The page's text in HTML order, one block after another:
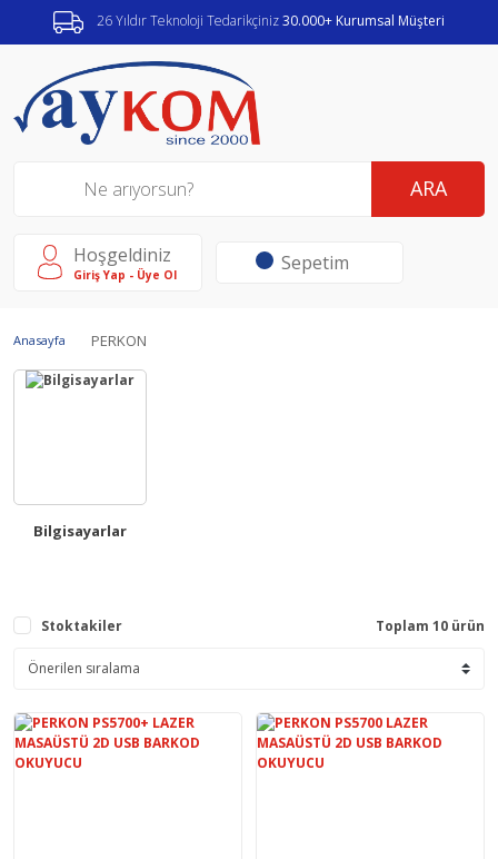
26 Yıldır Teknoloji Tedarikçiniz30.000+ Kurumsal Müşteri
ARA
Hoşgeldiniz
Giriş Yap - Üye Ol Sepetim
Anasayfa PERKON
Bilgisayarlar
Stoktakiler Toplam 10 ürün